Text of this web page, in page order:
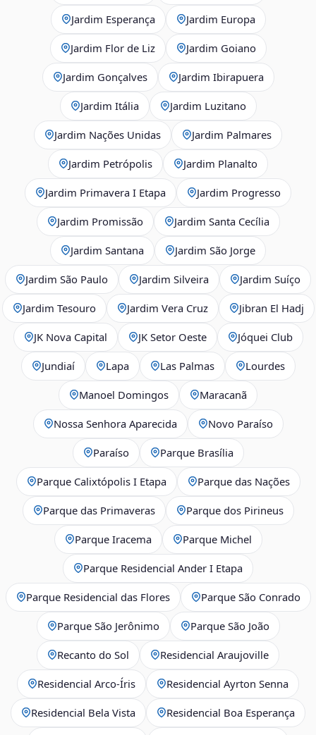
Jardim Esperança Jardim Europa
Jardim Flor de Liz Jardim Goiano
Jardim Gonçalves Jardim Ibirapuera
Jardim Itália Jardim Luzitano
Jardim Nações Unidas Jardim Palmares
Jardim Petrópolis Jardim Planalto
Jardim Primavera I Etapa Jardim Progresso
Jardim Promissão Jardim Santa Cecília
Jardim Santana Jardim São Jorge
Jardim São Paulo Jardim Silveira Jardim Suíço
Jardim Tesouro Jardim Vera Cruz Jibran El Hadj
JK Nova Capital JK Setor Oeste Jóquei Club
Jundiaí Lapa Las Palmas Lourdes
Manoel Domingos Maracanã
Nossa Senhora Aparecida Novo Paraíso
Paraíso Parque Brasília
Parque Calixtópolis I Etapa Parque das Nações
Parque das Primaveras Parque dos Pirineus
Parque Iracema Parque Michel
Parque Residencial Ander I Etapa
Parque Residencial das Flores Parque São Conrado
Parque São Jerônimo Parque São João
Recanto do Sol Residencial Araujoville
Residencial Arco‑Íris Residencial Ayrton Senna
Residencial Bela Vista Residencial Boa Esperança